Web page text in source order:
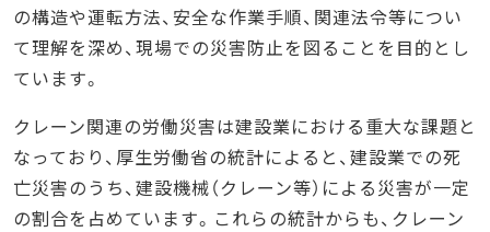
の構造や運転方法、安全な作業手順、関連法令等につい
て理解を深め、現場での災害防止を図ることを目的とし
ています。
クレーン関連の労働災害は建設業における重大な課題と
なっており、厚生労働省の統計によると、建設業での死
亡災害のうち、建設機械（クレーン等）による災害が一定
の割合を占めています。これらの統計からも、クレーン